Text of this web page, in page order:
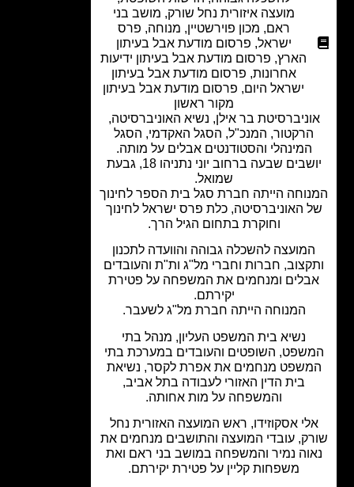
מועצה איזורית נחל שורק,מושב בני
מכון פוירשטיין,מנוחה, פרס
ישראל
פרסום מודעת אבל בעיתון
פרסום מודעת אבל בעיתון ידיעות
אחרונות,פרסום מודעת אבל בעיתון
ישראל היום,פרסום מודעת אבל בעיתון
מקור ראשון
בר אילן, נשיא האוניברסיטה,
המנכ"ל, הסגל האקדמי, הסגל
המינהלי והסטודנטים אבלים על מותה.
יושבים שבעה ברחוב יוני נתניהו 18, גבעת
הייתה חברת סגל בית הספר לחינוך
האוניברסיטה, כלת פרס ישראל לחינוך
וחוקרת בתחום הגיל הרך.
להשכלה גבוהה והוועדה לתכנון
חברות וחברי מל"ג ות"ת והעובדים
ומנחמים את המשפחה על פטירת
המנוחה הייתה חברת מל"ג לשעבר.
נשיא בית המשפט העליון, מנהל בתי
השופטים והעובדים במערכת בתי
מנחמים את אפרת לקסר, נשיאת
בית הדין האזורי לעבודה בתל אביב,
והמשפחה על מות אחותה.
אסקוזידו, ראש המועצה האזורית נחל
עובדי המועצה והתושבים מנחמים את
נמיר והמשפחה במושב בני ראם ואת
משפחות קליין על פטירת יקירתם.